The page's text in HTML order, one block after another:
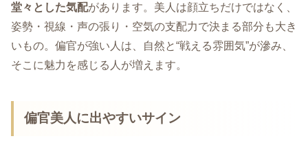
堂々とした気配があります。美人は顔立ちだけではなく、
姿勢・視線・声の張り・空気の支配力で決まる部分も大き
いもの。偏官が強い人は、自然と“戦える雰囲気”が滲み、
そこに魅力を感じる人が増えます。
偏官美人に出やすいサイン